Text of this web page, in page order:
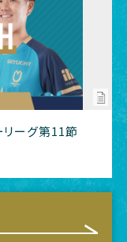
リーグ第11節